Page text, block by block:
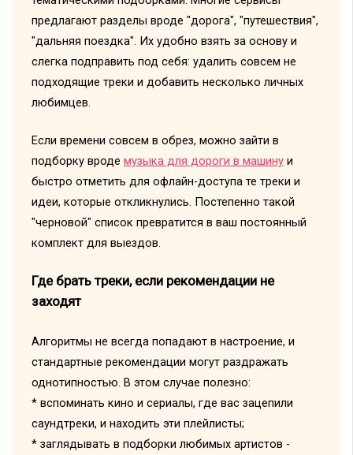
предлагают разделы вроде "дорога", "путешествия",
"дальняя поездка". Их удобно взять за основу и
слегка подправить под себя: удалить совсем не
подходящие треки и добавить несколько личных
любимцев.
Если времени совсем в обрез, можно зайти в
подборку вроде музыка для дороги в машинуи
быстро отметить для офлайн-доступа те треки и
идеи, которые откликнулись. Постепенно такой
"черновой" список превратится в ваш постоянный
комплект для выездов.
Где брать треки, если рекомендации не
заходят
Алгоритмы не всегда попадают в настроение, и
стандартные рекомендации могут раздражать
однотипностью. В этом случае полезно:
* вспоминать кино и сериалы, где вас зацепили
саундтреки, и находить эти плейлисты;
* заглядывать в подборки любимых артистов -